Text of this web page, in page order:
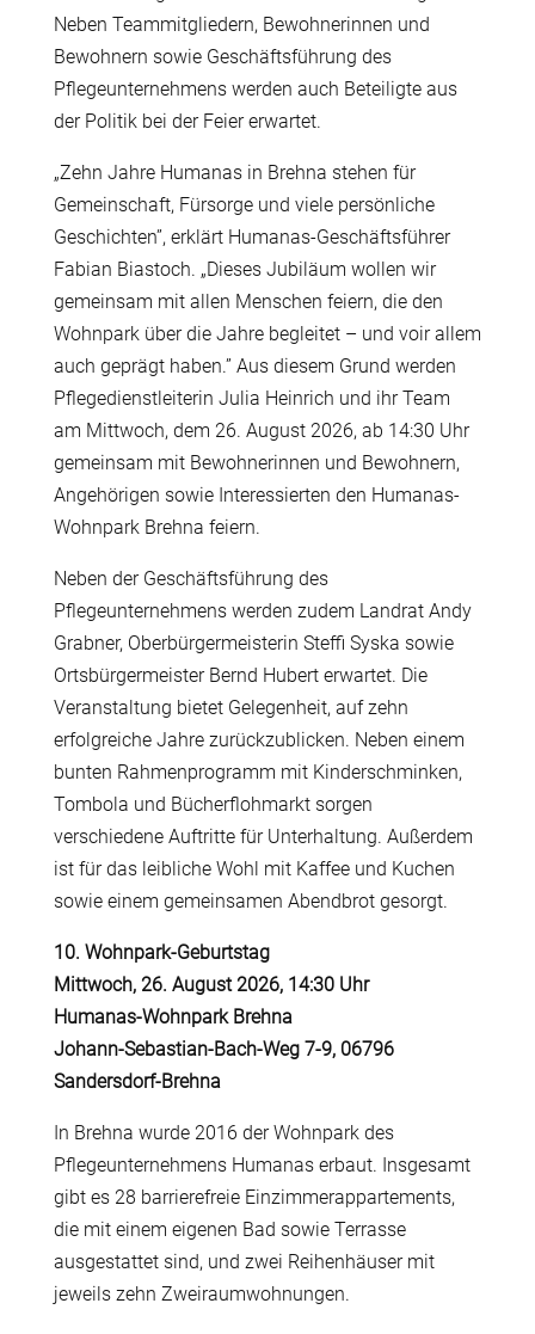
Neben Teammitgliedern, Bewohnerinnen und
Bewohnern sowie Geschäftsführung des
Pflegeunternehmens werden auch Beteiligte aus
der Politik bei der Feier erwartet.
„Zehn Jahre Humanas in Brehna stehen für
Gemeinschaft, Fürsorge und viele persönliche
Geschichten”, erklärt Humanas-Geschäftsführer
Fabian Biastoch. „Dieses Jubiläum wollen wir
gemeinsam mit allen Menschen feiern, die den
Wohnpark über die Jahre begleitet – und voir allem
auch geprägt haben.” Aus diesem Grund werden
Pflegedienstleiterin Julia Heinrich und ihr Team
am Mittwoch, dem 26. August 2026, ab 14:30 Uhr
gemeinsam mit Bewohnerinnen und Bewohnern,
Angehörigen sowie Interessierten den Humanas-
Wohnpark Brehna feiern.
Neben der Geschäftsführung des
Pflegeunternehmens werden zudem Landrat Andy
Grabner, Oberbürgermeisterin Steffi Syska sowie
Ortsbürgermeister Bernd Hubert erwartet. Die
Veranstaltung bietet Gelegenheit, auf zehn
erfolgreiche Jahre zurückzublicken. Neben einem
bunten Rahmenprogramm mit Kinderschminken,
Tombola und Bücherflohmarkt sorgen
verschiedene Auftritte für Unterhaltung. Außerdem
ist für das leibliche Wohl mit Kaffee und Kuchen
sowie einem gemeinsamen Abendbrot gesorgt.
10. Wohnpark-Geburtstag
Mittwoch, 26. August 2026, 14:30 Uhr
Humanas-Wohnpark Brehna
Johann-Sebastian-Bach-Weg 7-9, 06796
Sandersdorf-Brehna
In Brehna wurde 2016 der Wohnpark des
Pflegeunternehmens Humanas erbaut. Insgesamt
gibt es 28 barrierefreie Einzimmerappartements,
die mit einem eigenen Bad sowie Terrasse
ausgestattet sind, und zwei Reihenhäuser mit
jeweils zehn Zweiraumwohnungen.